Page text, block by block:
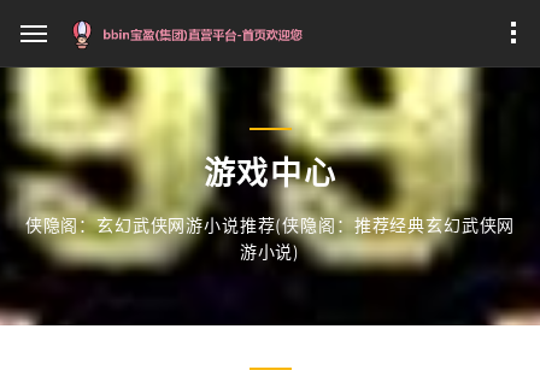
游戏中心
侠隐阁：玄幻武侠网游小说推荐(侠隐阁：推荐经典玄幻武侠网
游小说)